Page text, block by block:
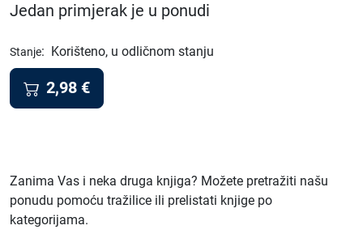
Jedan primjerak je u ponudi
Stanje: Korišteno, u odličnom stanju
2,98 €
Zanima Vas i neka druga knjiga? Možete pretražiti našu
ponudu pomoću tražilice ili prelistati knjige po
kategorijama.